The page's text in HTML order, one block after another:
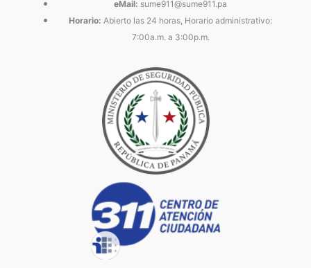
eMail: sume911@sume911.pa
Horario: Abierto las 24 horas, Horario administrativo:
7:00a.m. a 3:00p.m.